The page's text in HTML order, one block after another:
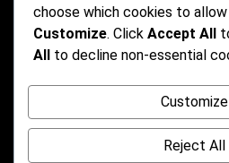
choose which cookies to
Customize. Click Accept All
All to decline non-essential
Customize
Reject All